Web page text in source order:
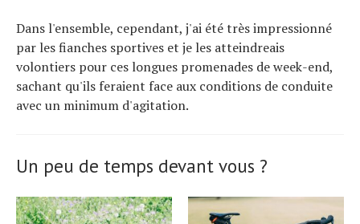
Dans l'ensemble, cependant, j'ai été très impressionné
par les fianches sportives et je les atteindreais
volontiers pour ces longues promenades de week-end,
sachant qu'ils feraient face aux conditions de conduite
avec un minimum d'agitation.
Un peu de temps devant vous ?